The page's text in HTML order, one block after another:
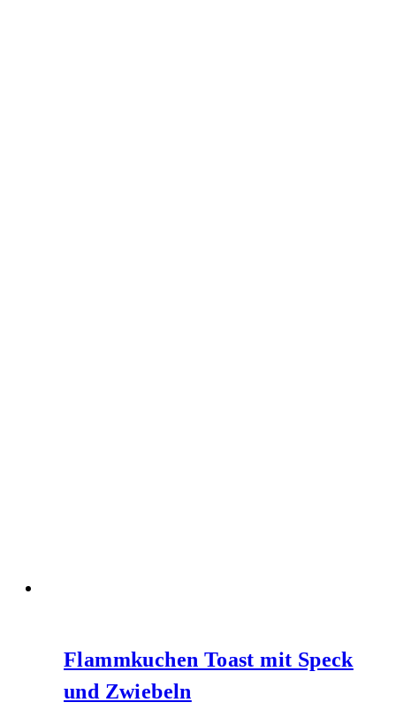
Flammkuchen Toast mit Speck
und Zwiebeln